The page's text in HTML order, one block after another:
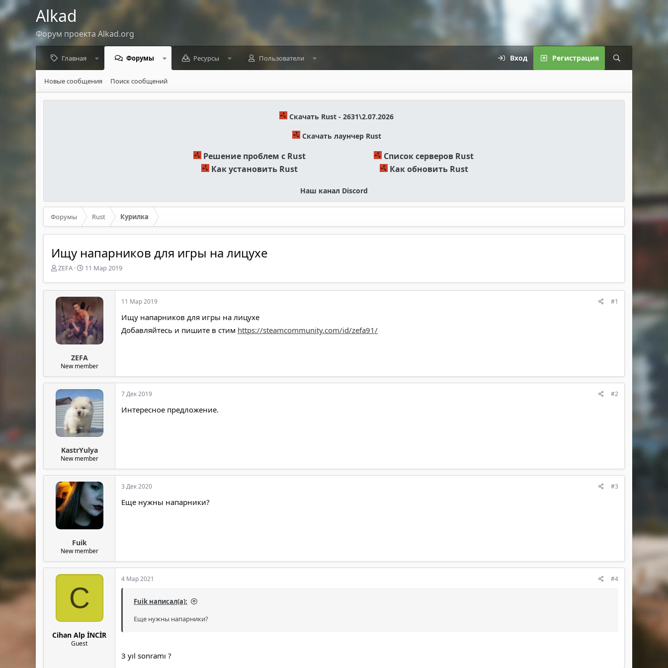
Alkad
Форум проекта Alkad.org
Главная Форумы Ресурсы Пользователи Вход Регистрация
Новые сообщения Поиск сообщений
Скачать Rust - 2631\2.07.2026
Скачать лаунчер Rust
Решение проблем с Rust
Список серверов Rust
Как установить Rust
Как обновить Rust
Наш канал Discord
Форумы Rust Курилка
Ищу напарников для игры на лицухе
А
т
м
ы
ZEFA
Д
т
н
а
ч
а
л
11 Мар 2019
ZEFA
New member
11 Мар 2019 #1
Ищу напарников для игры на лицухе
Добавляйтесь и пишите в стим https://steamcommunity.com/id/zefa91/
KastrYulya
New member
7 Дек 2019 #2
Интересное предложение.
Fuik
New member
3 Дек 2020 #3
Еще нужны напарники?
C
Cihan Alp İNCİR
Guest
4 Мар 2021 #4
Fuik написал(а):
Еще нужны напарники?
3 yıl sonramı ?